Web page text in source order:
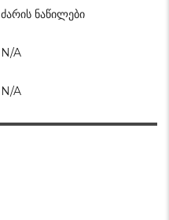
ძარის ნაწილები
N/A
N/A